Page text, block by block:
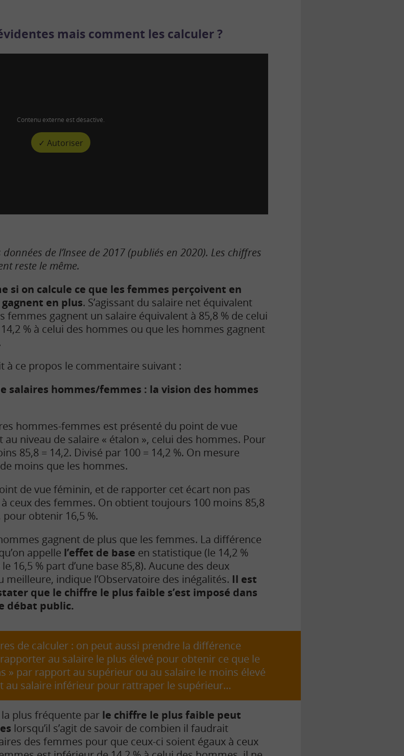
mais comment les calculer ?
Contenu externe est désactivé.
✓ Autoriser
de l’Insee de 2017 (publiés en 2020). Les chiffres
reste le même.
si on calcule ce que les femmes perçoivent en
en plus. S’agissant du salaire net équivalent
gagnent un salaire équivalent à 85,8 % de celui
% à celui des hommes ou que les hommes gagnent
à ce propos le commentaire suivant :
salaires hommes/femmes : la vision des hommes
hommes-femmes est présenté du point de vue
niveau de salaire « étalon », celui des hommes. Pour
85,8 = 14,2. Divisé par 100 = 14,2 %. On mesure
moins que les hommes.
de vue féminin, et de rapporter cet écart non pas
ceux des femmes. On obtient toujours 100 moins 85,8
pour obtenir 16,5 %.
gagnent de plus que les femmes. La différence
appelle l’effet de base en statistique (le 14,2 %
16,5 % part d’une base 85,8). Aucune des deux
meilleure, indique l’Observatoire des inégalités. Il est
que le chiffre le plus faible s’est imposé dans
débat public.
de calculer : on peut aussi prendre la différence
au salaire le plus élevé pour obtenir ce que le
» par rapport au supérieur ou au salaire le moins élevé
au salaire inférieur pour rattraper le supérieur…
plus fréquente par le chiffre le plus faible peut
lorsqu’il s’agit de savoir de combien il faudrait
des femmes pour que ceux-ci soient égaux à ceux